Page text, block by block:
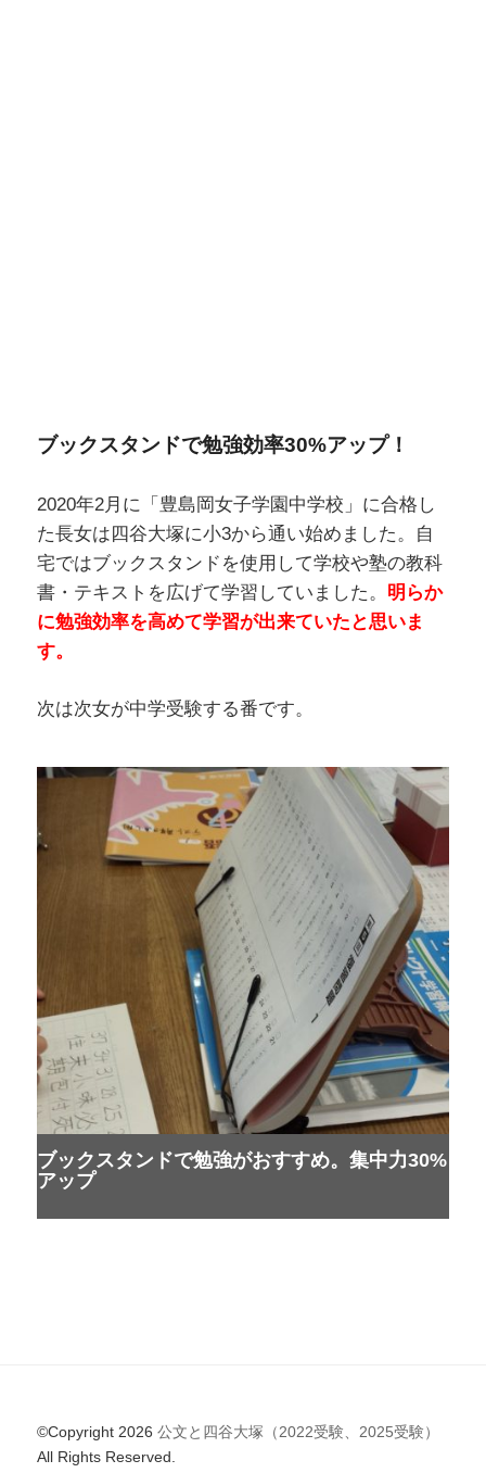
ブックスタンドで勉強効率30%アップ！
2020年2月に「豊島岡女子学園中学校」に合格し
た長女は四谷大塚に小3から通い始めました。自
宅ではブックスタンドを使用して学校や塾の教科
書・テキストを広げて学習していました。 明らか
に勉強効率を高めて学習が出来ていたと思いま
す。
次は次女が中学受験する番です。
ブックスタンドで勉強がおすすめ。集中力30%
アップ
©Copyright 2026 公文と四谷大塚（2022受験、2025受験）
All Rights Reserved.